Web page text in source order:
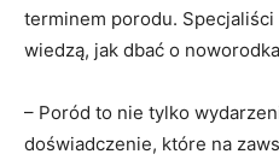
terminem porodu.
wiedzą, jak dbać o
– Poród to nie tylko
doświadczenie, które na